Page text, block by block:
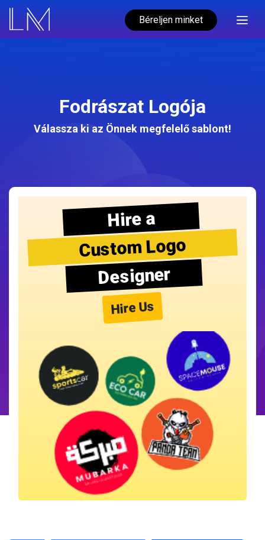
Béreljen minket
Fodrászat Logója
Válassza ki az Önnek megfelelő sablont!
Hire a
Custom Logo
Designer
Hire Us